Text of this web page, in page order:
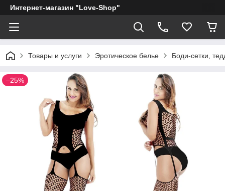
Интернет-магазин "Love-Shop"
Товары и услуги Эротическое белье Боди-сетки,
–25%